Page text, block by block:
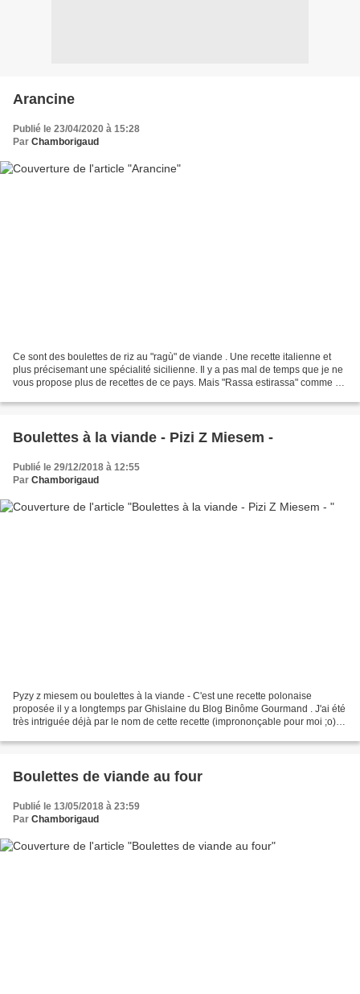
Arancine
Publié le 23/04/2020 à 15:28
Par Chamborigaud
Ce sont des boulettes de riz au "ragù" de viande . Une recette italienne et
plus précisemant une spécialité sicilienne. Il y a pas mal de temps que je ne
vous propose plus de recettes de ce pays. Mais "Rassa estirassa" comme on
Boulettes à la viande - Pizi Z Miesem -
Publié le 29/12/2018 à 12:55
Par Chamborigaud
Pyzy z miesem ou boulettes à la viande - C'est une recette polonaise
proposée il y a longtemps par Ghislaine du Blog Binôme Gourmand . J'ai été
très intriguée déjà par le nom de cette recette (imprononçable pour moi ;o))
Boulettes de viande au four
Publié le 13/05/2018 à 23:59
Par Chamborigaud